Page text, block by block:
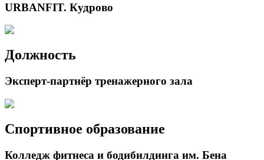
URBANFIT. Кудрово
Должность
Эксперт-партнёр тренажерного зала
Спортивное образование
Колледж фитнеса и бодибилдинга им. Бена